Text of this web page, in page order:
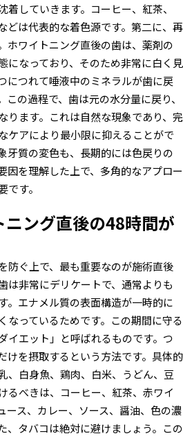
していきます。コーヒー、紅茶、
どは代表的な着色源です。第二に、再
ホワイトニング直後の歯は、薬剤の
になっており、そのため非常に白く見
につれて唾液中のミネラルが歯に戻
の過程で、歯は元の水分量に戻り、
ります。これは自然な現象であり、完
ケアにより最小限に抑えることがで
牙質の変色も、長期的には色戻りの
因を理解した上で、多角的なアプロー
す。
ング直後の48時間が
防ぐ上で、最も重要なのが施術直後
は非常にデリケートで、通常よりも
。エナメル質の表面構造が一時的に
なっているためです。この期間に守る
イエット」と呼ばれるものです。つ
けを摂取するという方法です。具体的
、白身魚、鶏肉、白米、うどん、豆
るべきは、コーヒー、紅茶、赤ワイ
ース、カレー、ソース、醤油、色の濃
、タバコは絶対に避けましょう。この